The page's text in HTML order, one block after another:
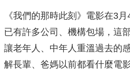
《我們的那時此刻》電影在3
已有許多公司、機構包場，這
讓老年人、中年人重溫過去的
解長輩、爸媽以前都看什麼電影